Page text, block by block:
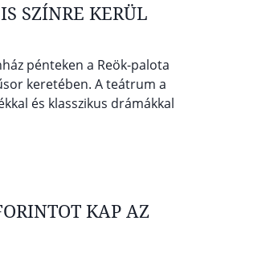
SZÍNRE KERÜL
pénteken a Reök-palota
keretében. A teátrum a
és klasszikus drámákkal
KAP AZ